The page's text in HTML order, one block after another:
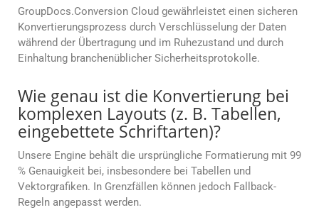
GroupDocs.Conversion Cloud gewährleistet einen sicheren
Konvertierungsprozess durch Verschlüsselung der Daten
während der Übertragung und im Ruhezustand und durch
Einhaltung branchenüblicher Sicherheitsprotokolle.
Wie genau ist die Konvertierung bei
komplexen Layouts (z. B. Tabellen,
eingebettete Schriftarten)?
Unsere Engine behält die ursprüngliche Formatierung mit 99
% Genauigkeit bei, insbesondere bei Tabellen und
Vektorgrafiken. In Grenzfällen können jedoch Fallback-
Regeln angepasst werden.